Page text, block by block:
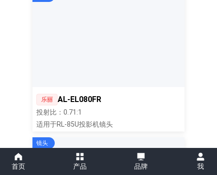
乐丽 AL-EL080FR
投射比：0.71:1
适用于RL-85U投影机镜头
镜头
首页 产品 品牌 我